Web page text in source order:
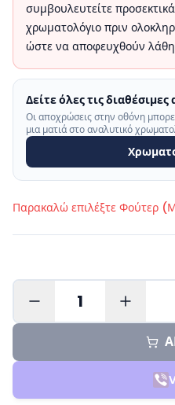
συμβουλευτείτε
χρωματολόγιο πριν
ώστε να αποφευχθούν λάθη
Δείτε όλες τις
Οι αποχρώσεις στην οθόνη
μια ματιά στο αναλυτικό
Παρακαλώ επιλέξτε Φούτερ
1